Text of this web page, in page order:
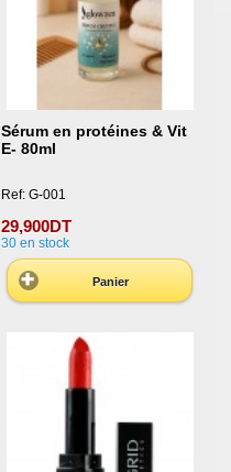
Sérum en protéines & Vit
E- 80ml
Ref: G-001
29,900DT
30 en stock
Panier